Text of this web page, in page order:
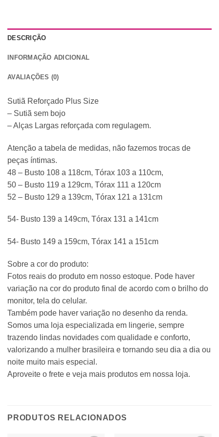
DESCRIÇÃO
INFORMAÇÃO ADICIONAL
AVALIAÇÕES (0)
Sutiã Reforçado Plus Size
– Sutiã sem bojo
– Alças Largas reforçada com regulagem.
Atenção a tabela de medidas, não fazemos trocas de
peças íntimas.
48 – Busto 108 a 118cm, Tórax 103 a 110cm,
50 – Busto 119 a 129cm, Tórax 111 a 120cm
52 – Busto 129 a 139cm, Tórax 121 a 131cm
54- Busto 139 a 149cm, Tórax 131 a 141cm
54- Busto 149 a 159cm, Tórax 141 a 151cm
Sobre a cor do produto:
Fotos reais do produto em nosso estoque. Pode haver
variação na cor do produto final de acordo com o brilho do
monitor, tela do celular.
Também pode haver variação no desenho da renda.
Somos uma loja especializada em lingerie, sempre
trazendo lindas novidades com qualidade e conforto,
valorizando a mulher brasileira e tornando seu dia a dia ou
noite muito mais especial.
Aproveite o frete e veja mais produtos em nossa loja.
PRODUTOS RELACIONADOS